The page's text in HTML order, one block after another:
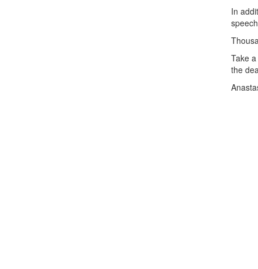
In
Take
the